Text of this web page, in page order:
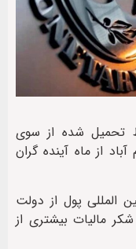
تحمیل شده از سوی
از ماه آینده گران
المللی پول از دولت
است در ازای ۵ کیلو شکر مالیات بیشتری از